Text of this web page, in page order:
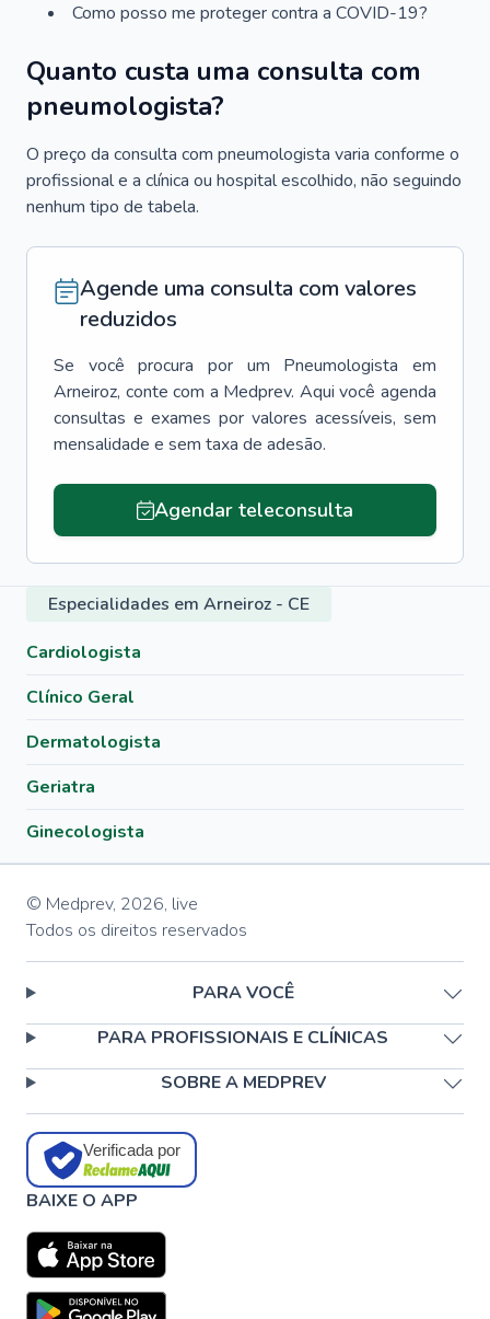
Como posso me proteger contra a COVID-19?
Quanto custa uma consulta com
pneumologista?
O preço da consulta com pneumologista varia conforme o
profissional e a clínica ou hospital escolhido, não seguindo
nenhum tipo de tabela.
Agende uma consulta com valores
reduzidos
Se você procura por um Pneumologista
em
Arneiroz, conte com a Medprev. Aqui você agenda
consultas e exames por valores acessíveis, sem
mensalidade e sem taxa de adesão.
Agendar teleconsulta
Especialidades em Arneiroz - CE
Cardiologista
Clínico Geral
Dermatologista
Geriatra
Ginecologista
© Medprev, 2026, live
Todos os direitos reservados
PARA VOCÊ
PARA PROFISSIONAIS E CLÍNICAS
SOBRE A MEDPREV
Verificada por
BAIXE O APP